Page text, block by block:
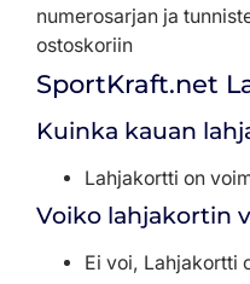
numerosarjan ja
ostoskoriin
SportKraft.net
Kuinka kauan
Lahjakortti on
Voiko lahjakortin
Ei voi, Lahjakortti